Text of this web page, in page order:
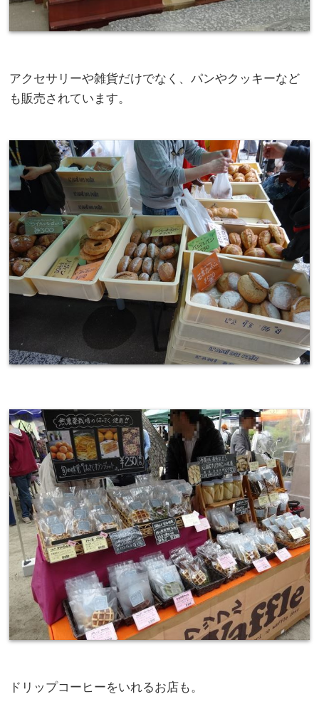
アクセサリーや雑貨だけでなく、パンやクッキーなど
も販売されています。
ドリップコーヒーをいれるお店も。